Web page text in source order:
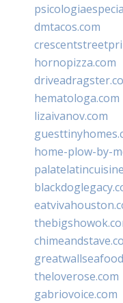
dmtacos.com
hornopizza.com
hematologa.com
lizaivanov.com
home-plow-by-
theloverose.com
gabriovoice.com